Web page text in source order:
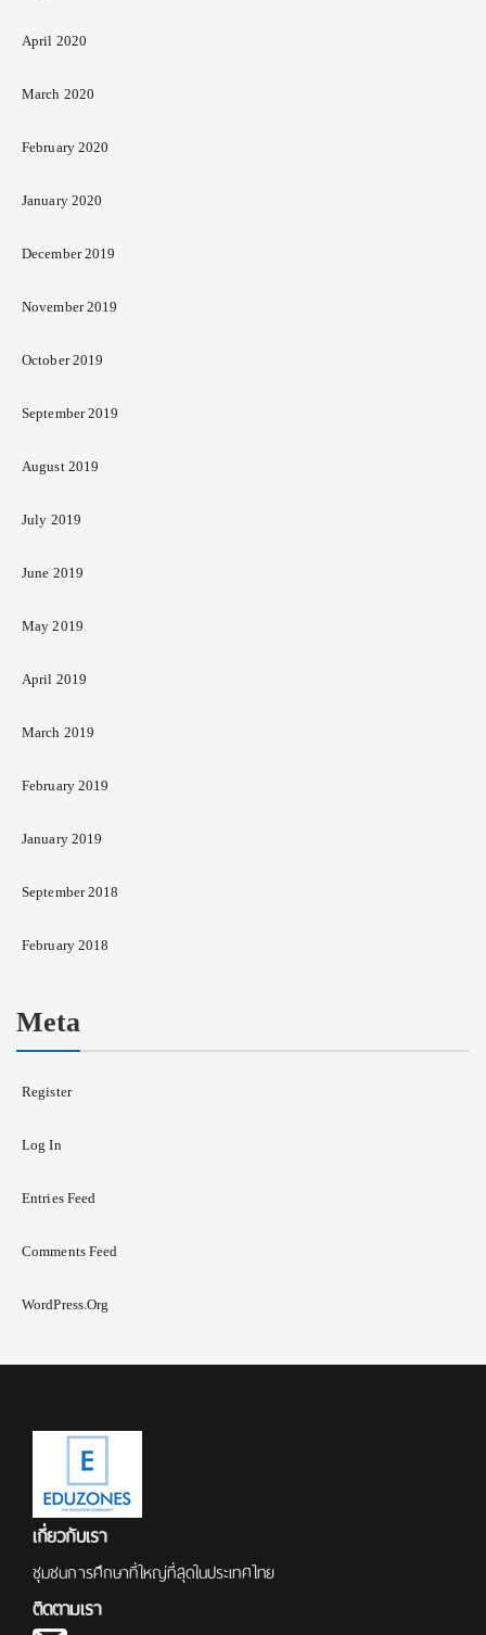
April 2020
March 2020
February 2020
January 2020
December 2019
November 2019
October 2019
September 2019
August 2019
July 2019
June 2019
May 2019
April 2019
March 2019
February 2019
January 2019
September 2018
February 2018
Meta
Register
Log In
Entries Feed
Comments Feed
WordPress.org
เกี่ยวกับเรา
ชุมชนการศึกษาที่ใหญ่ที่สุดในประเทศไทย
ติดตามเรา